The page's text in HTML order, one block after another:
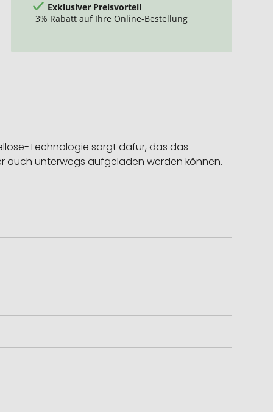
Exklusiver Preisvorteil
3% Rabatt auf Ihre Online-Bestellung
Technologie sorgt dafür, das das
auch unterwegs aufgeladen werden können.